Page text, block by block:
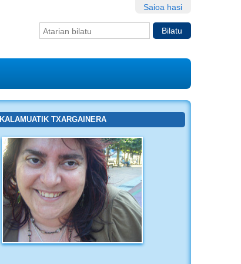
Saioa hasi
Bilatu atarian
KALAMUATIK TXARGAINERA